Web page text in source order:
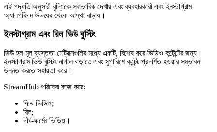
এই পদ্ধতি অনুসারী বৃদ্ধিকে স্বাভাবিক দেখায় এবং ব্যবহারকারী এবং ইনস্টাগ্রাম
অ্যালগরিদম উভয়ের থেকে আস্থা বাড়ায়।
ইনস্টাগ্রাম এবং রিল ভিউ বুস্টিং
ভিউ হল মূল ব্যস্ততা মেট্রিক্সগুলির মধ্যে একটি, বিশেষ করে ভিডিও কন্টেন্টের জন্য।
ইনস্টাগ্রাম ভিউ বুস্টিং নাগাল বাড়াতে এবং সুপারিশে কন্টেন্ট প্রদর্শিত হওয়ার সম্ভাবনা
উন্নত করতে সহায়তা করে।
StreamHub পরিষেবা কাজ করে:
ফিড ভিডিও;
রিল;
দীর্ঘ-ফর্মের ভিডিও।